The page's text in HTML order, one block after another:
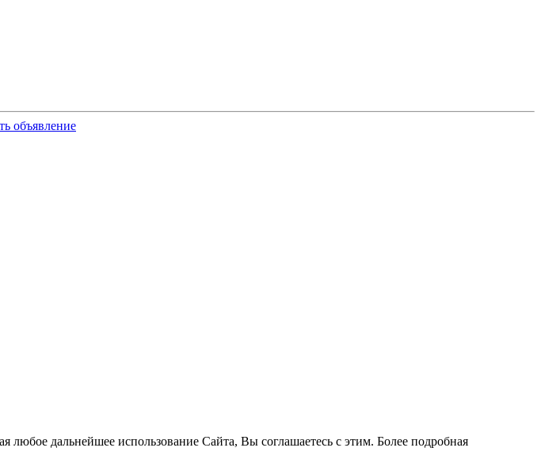
объявление
дальнейшее использование Сайта, Вы соглашаетесь с этим. Более подробная